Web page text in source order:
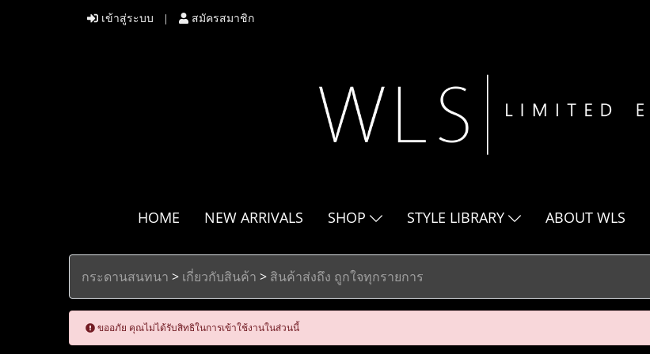
เข้าสู่ระบบ สมัครสมาชิก
HOME NEW ARRIVALS SHOP STYLE LIBRARY ABOUT WLS
กระดานสนทนา > เกี่ยวกับสินค้า > สินค้าส่งถึง ถูกใจทุกรายการ
ขออภัย คุณไม่ได้รับสิทธิในการเข้าใช้งานในส่วนนี้